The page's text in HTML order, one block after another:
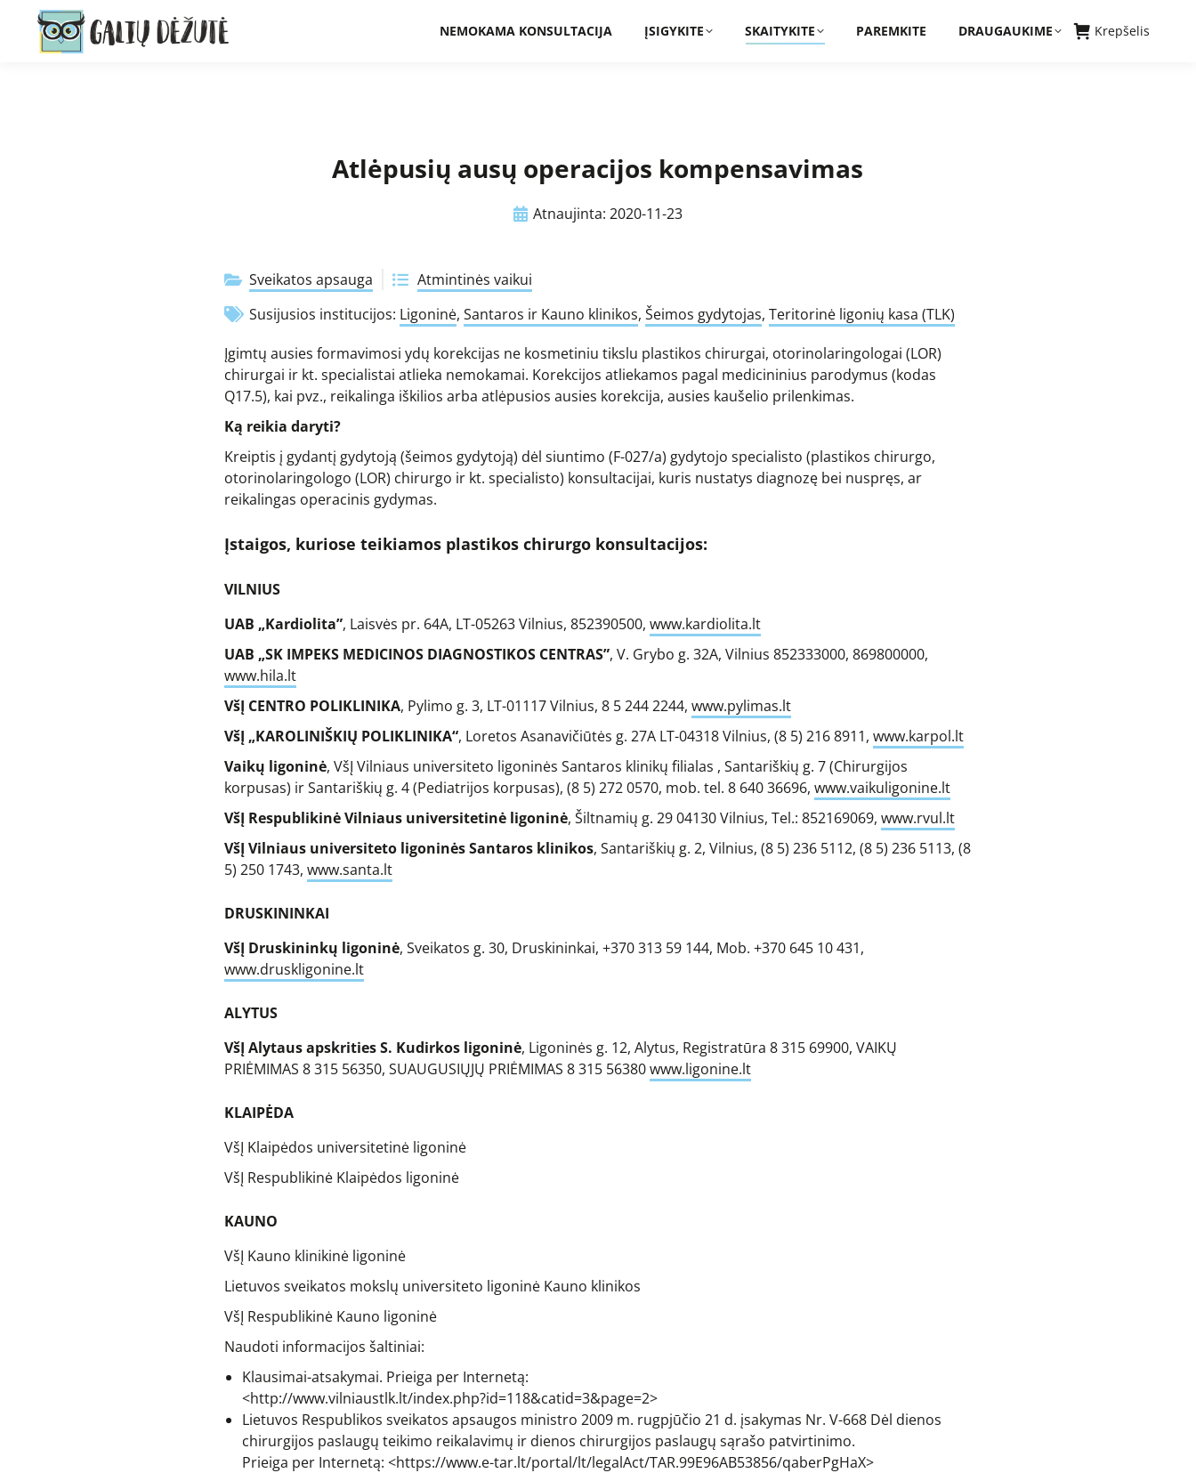
NEMOKAMA KONSULTACIJA ĮSIGYKITE SKAITYKITE PAREMKITE DRAUGAUKIME Krepšelis
Atlėpusių ausų operacijos kompensavimas
Atnaujinta: 2020-11-23
Sveikatos apsauga
Atmintinės vaikui
Susijusios institucijos: Ligoninė, Santaros ir Kauno klinikos, Šeimos gydytojas, Teritorinė ligonių kasa (TLK)
Įgimtų ausies formavimosi ydų korekcijas ne kosmetiniu tikslu plastikos chirurgai, otorinolaringologai (LOR)
chirurgai ir kt. specialistai atlieka nemokamai. Korekcijos atliekamos pagal medicininius parodymus (kodas
Q17.5), kai pvz., reikalinga iškilios arba atlėpusios ausies korekcija, ausies kaušelio prilenkimas.
Ką reikia daryti?
Kreiptis į gydantį gydytoją (šeimos gydytoją) dėl siuntimo (F-027/a) gydytojo specialisto (plastikos chirurgo,
otorinolaringologo (LOR) chirurgo ir kt. specialisto) konsultacijai, kuris nustatys diagnozę bei nuspręs, ar
reikalingas operacinis gydymas.
Įstaigos, kuriose teikiamos plastikos chirurgo konsultacijos:
VILNIUS
UAB „Kardiolita”, Laisvės pr. 64A, LT-05263 Vilnius, 852390500, www.kardiolita.lt
UAB „SK IMPEKS MEDICINOS DIAGNOSTIKOS CENTRAS”, V. Grybo g. 32A, Vilnius 852333000, 869800000,
www.hila.lt
VšĮ CENTRO POLIKLINIKA, Pylimo g. 3, LT-01117 Vilnius, 8 5 244 2244, www.pylimas.lt
VšĮ „KAROLINIŠKIŲ POLIKLINIKA“, Loretos Asanavičiūtės g. 27A LT-04318 Vilnius, (8 5) 216 8911, www.karpol.lt
Vaikų ligoninė, VšĮ Vilniaus universiteto ligoninės Santaros klinikų filialas , Santariškių g. 7 (Chirurgijos
korpusas) ir Santariškių g. 4 (Pediatrijos korpusas), (8 5) 272 0570, mob. tel. 8 640 36696, www.vaikuligonine.lt
VšĮ Respublikinė Vilniaus universitetinė ligoninė, Šiltnamių g. 29 04130 Vilnius, Tel.: 852169069, www.rvul.lt
VšĮ Vilniaus universiteto ligoninės Santaros klinikos, Santariškių g. 2, Vilnius, (8 5) 236 5112, (8 5) 236 5113, (8
5) 250 1743, www.santa.lt
DRUSKININKAI
VšĮ Druskininkų ligoninė, Sveikatos g. 30, Druskininkai, +370 313 59 144, Mob. +370 645 10 431,
www.druskligonine.lt
ALYTUS
VšĮ Alytaus apskrities S. Kudirkos ligoninė, Ligoninės g. 12, Alytus, Registratūra 8 315 69900, VAIKŲ
PRIĖMIMAS 8 315 56350, SUAUGUSIŲJŲ PRIĖMIMAS 8 315 56380www.ligonine.lt
KLAIPĖDA
VšĮ Klaipėdos universitetinė ligoninė
VšĮ Respublikinė Klaipėdos ligoninė
KAUNO
VšĮ Kauno klinikinė ligoninė
Lietuvos sveikatos mokslų universiteto ligoninė Kauno klinikos
VšĮ Respublikinė Kauno ligoninė
Naudoti informacijos šaltiniai:
Klausimai-atsakymai. Prieiga per Internetą:
<http://www.vilniaustlk.lt/index.php?id=118&catid=3&page=2>
Lietuvos Respublikos sveikatos apsaugos ministro 2009 m. rugpjūčio 21 d. įsakymas Nr. V-668 Dėl dienos
chirurgijos paslaugų teikimo reikalavimų ir dienos chirurgijos paslaugų sąrašo patvirtinimo.
Prieiga per Internetą: <https://www.e-tar.lt/portal/lt/legalAct/TAR.99E96AB53856/qaberPgHaX>